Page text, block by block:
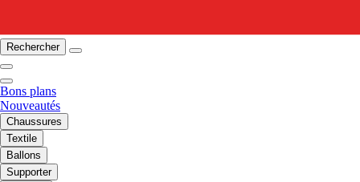
Rechercher
Bons plans
Nouveautés
Chaussures
Textile
Ballons
Supporter